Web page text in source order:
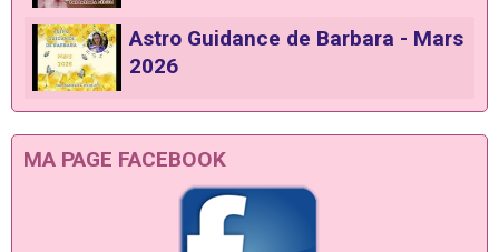
Astro Guidance de Barbara - Mars
2026
MA PAGE FACEBOOK